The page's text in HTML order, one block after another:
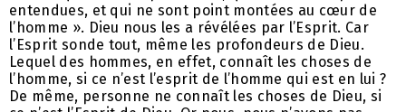
entendues, et qui ne sont point montées au cœur de
l’homme ». Dieu nous les a révélées par l’Esprit. Car
l’Esprit sonde tout, même les profondeurs de Dieu.
Lequel des hommes, en effet, connaît les choses de
l’homme, si ce n’est l’esprit de l’homme qui est en lui ?
De même, personne ne connaît les choses de Dieu, si